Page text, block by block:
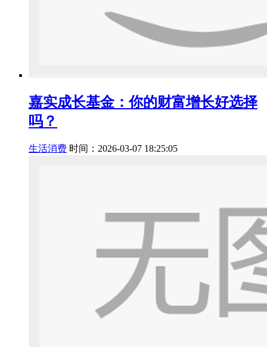
嘉实成长基金：你的财富增长好选择
吗？
生活消费 时间：2026-03-07 18:25:05